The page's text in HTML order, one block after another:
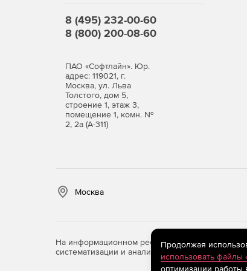
8 (495) 232-00-60
8 (800) 200-08-60
ПАО «Софтлайн». Юр.
адрес: 119021, г.
Москва, ул. Льва
Толстого, дом 5,
строение 1, этаж 3,
помещение 1, комн. №
2, 2а (А-311)
Москва
На информационном ресурсе store.softline.ru
систематизации и анализа сведений,
Продолжая
использовать файлы
оптимизации работы